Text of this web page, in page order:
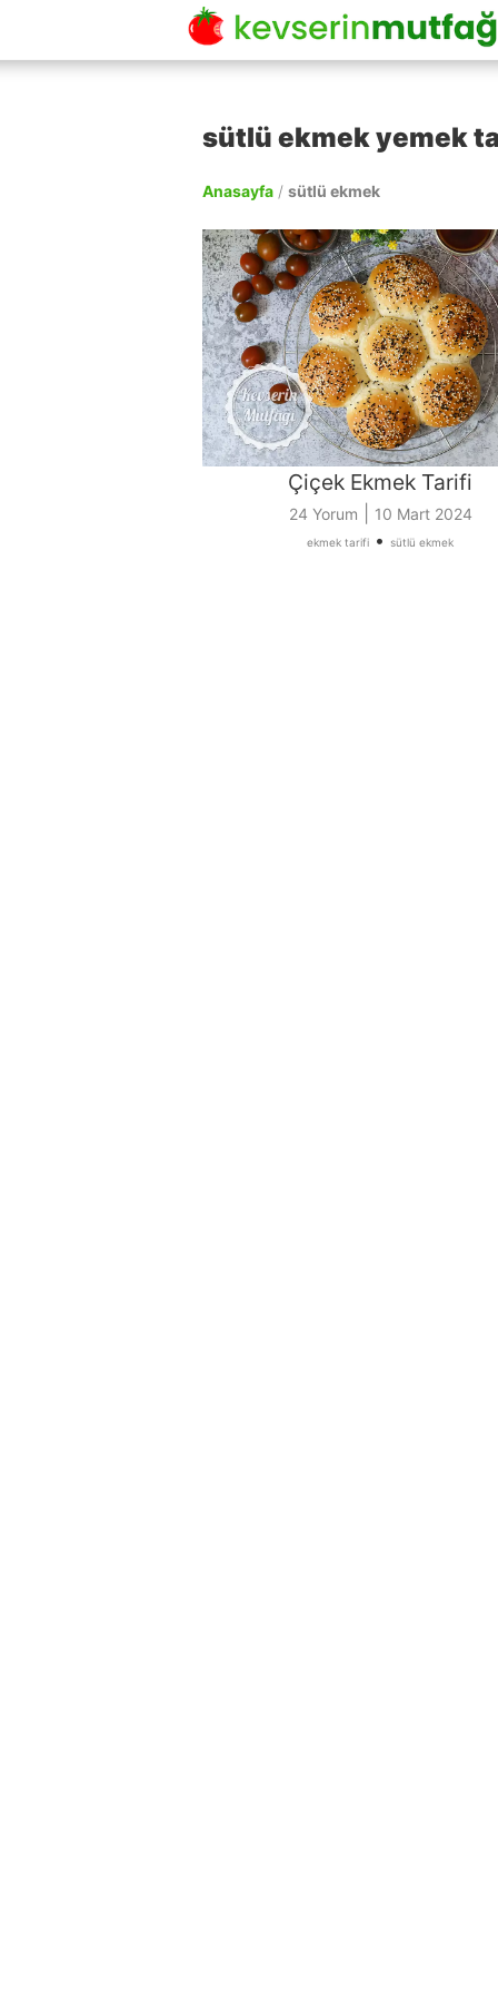
sütlü ekmek yemek
Anasayfa / sütlü ekmek
Çiçek Ekmek Tarifi
24 Yorum 10 Mart 2024
ekmek tarifi • sütlü ekmek